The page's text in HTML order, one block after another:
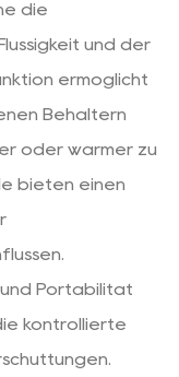
die
und der
ermöglicht
Behältern
oder wärmer zu
bieten einen
Portabilität
kontrollierte